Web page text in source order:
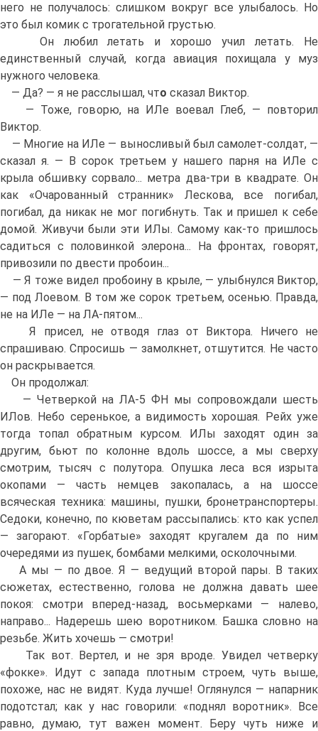
него не получалось: слишком вокруг все улыбалось. Но
это был комик с трогательной грустью.
Он любил летать и хорошо учил летать. Не
единственный случай, когда авиация похищала у муз
нужного человека.
— Да? — я не расслышал, что сказал Виктор.
— Тоже, говорю, на ИЛе воевал Глеб, — повторил
Виктор.
— Многие на ИЛе — выносливый был самолет-солдат, —
сказал я. — В сорок третьем у нашего парня на ИЛе с
крыла обшивку сорвало... метра два-три в квадрате. Он
как «Очарованный странник» Лескова, все погибал,
погибал, да никак не мог погибнуть. Так и пришел к себе
домой. Живучи были эти ИЛы. Самому как-то пришлось
садиться с половинкой элерона... На фронтах, говорят,
привозили по двести пробоин...
— Я тоже видел пробоину в крыле, — улыбнулся Виктор,
— под Лоевом. В том же сорок третьем, осенью. Правда,
не на ИЛе — на ЛА-пятом...
Я присел, не отводя глаз от Виктора. Ничего не
спрашиваю. Спросишь — замолкнет, отшутится. Не часто
он раскрывается.
Он продолжал:
— Четверкой на ЛА-5 ФН мы сопровождали шесть
ИЛов. Небо серенькое, а видимость хорошая. Рейх уже
тогда топал обратным курсом. ИЛы заходят один за
другим, бьют по колонне вдоль шоссе, а мы сверху
смотрим, тысяч с полутора. Опушка леса вся изрыта
окопами — часть немцев закопалась, а на шоссе
всяческая техника: машины, пушки, бронетранспортеры.
Седоки, конечно, по кюветам рассыпались: кто как успел
— загорают. «Горбатые» заходят кругалем да по ним
очередями из пушек, бомбами мелкими, осколочными.
А мы — по двое. Я — ведущий второй пары. В таких
сюжетах, естественно, голова не должна давать шее
покоя: смотри вперед-назад, восьмерками — налево,
направо... Надерешь шею воротником. Башка словно на
резьбе. Жить хочешь — смотри!
Так вот. Вертел, и не зря вроде. Увидел четверку
«фокке». Идут с запада плотным строем, чуть выше,
похоже, нас не видят. Куда лучше! Оглянулся — напарник
подотстал; как у нас говорили: «поднял воротник». Все
равно, думаю, тут важен момент. Беру чуть ниже и